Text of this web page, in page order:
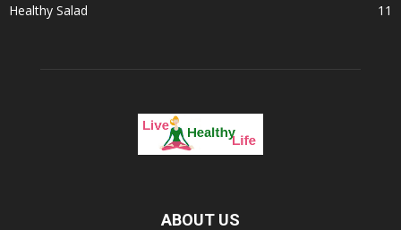
Healthy Salad
11
ABOUT US